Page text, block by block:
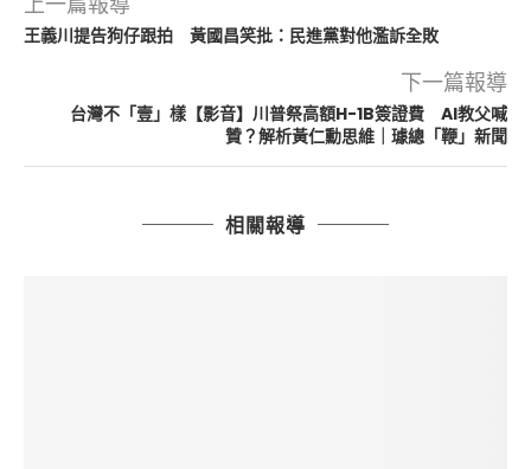
王義川提告狗仔跟拍 黃國昌笑批：民進黨對他濫訴全敗
下一篇報導
台灣不「壹」樣【影音】川普祭高額H-1B簽證費 AI教父喊
贊？解析黃仁勳思維｜璩總「鞭」新聞
相關報導